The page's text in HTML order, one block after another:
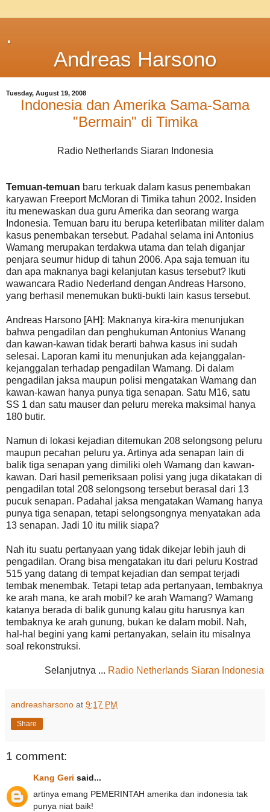
.
Andreas Harsono
Tuesday, August 19, 2008
Indonesia dan Amerika Sama-Sama
"Bermain" di Timika
Radio Netherlands Siaran Indonesia
Temuan-temuan baru terkuak dalam kasus penembakan
karyawan Freeport McMoran di Timika tahun 2002. Insiden
itu menewaskan dua guru Amerika dan seorang warga
Indonesia. Temuan baru itu berupa keterlibatan militer dalam
kasus penembakan tersebut. Padahal selama ini Antonius
Wamang merupakan terdakwa utama dan telah diganjar
penjara seumur hidup di tahun 2006. Apa saja temuan itu
dan apa maknanya bagi kelanjutan kasus tersebut? Ikuti
wawancara Radio Nederland dengan Andreas Harsono,
yang berhasil menemukan bukti-bukti lain kasus tersebut.
Andreas Harsono [AH]: Maknanya kira-kira menunjukan
bahwa pengadilan dan penghukuman Antonius Wanang
dan kawan-kawan tidak berarti bahwa kasus ini sudah
selesai. Laporan kami itu menunjukan ada kejanggalan-
kejanggalan terhadap pengadilan Wamang. Di dalam
pengadilan jaksa maupun polisi mengatakan Wamang dan
kawan-kawan hanya punya tiga senapan. Satu M16, satu
SS 1 dan satu mauser dan peluru mereka maksimal hanya
180 butir.
Namun di lokasi kejadian ditemukan 208 selongsong peluru
maupun pecahan peluru ya. Artinya ada senapan lain di
balik tiga senapan yang dimiliki oleh Wamang dan kawan-
kawan. Dari hasil pemeriksaan polisi yang juga dikatakan di
pengadilan total 208 selongsong tersebut berasal dari 13
pucuk senapan. Padahal jaksa mengatakan Wamang hanya
punya tiga senapan, tetapi selongsongnya menyatakan ada
13 senapan. Jadi 10 itu milik siapa?
Nah itu suatu pertanyaan yang tidak dikejar lebih jauh di
pengadilan. Orang bisa mengatakan itu dari peluru Kostrad
515 yang datang di tempat kejadian dan sempat terjadi
tembak menembak. Tetapi tetap ada pertanyaan, tembaknya
ke arah mana, ke arah mobil? ke arah Wamang? Wamang
katanya berada di balik gunung kalau gitu harusnya kan
tembaknya ke arah gunung, bukan ke dalam mobil. Nah,
hal-hal begini yang kami pertanyakan, selain itu misalnya
soal rekonstruksi.
Selanjutnya ... Radio Netherlands Siaran Indonesia
andreasharsono at 9:17 PM
Share
1 comment:
Kang Geri said...
artinya emang PEMERINTAH amerika dan indonesia tak
punya niat baik!